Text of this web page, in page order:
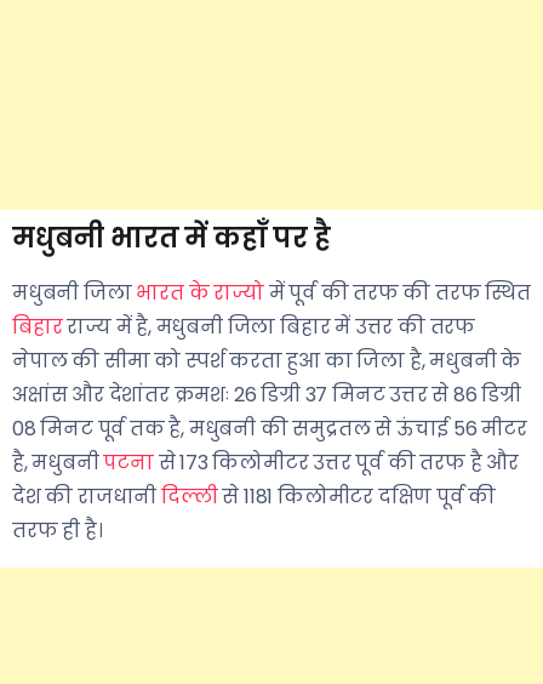
मधुबनी भारत में कहाँ पर है
मधुबनी जिलाभारत के राज्योमें पूर्व की तरफ की तरफ स्थित
बिहारराज्य में है, मधुबनी जिला बिहार में उत्तर की तरफ
नेपाल की सीमा को स्पर्श करता हुआ का जिला है, मधुबनी के
अक्षांस और देशांतर क्रमशः 26 डिग्री 37 मिनट उत्तर से 86 डिग्री
08 मिनट पूर्व तक है, मधुबनी की समुद्रतल से ऊंचाई 56 मीटर
है, मधुबनीपटनासे 173 किलोमीटर उत्तर पूर्व की तरफ है और
देश की राजधानीदिल्लीसे 1181 किलोमीटर दक्षिण पूर्व की
तरफ ही है।